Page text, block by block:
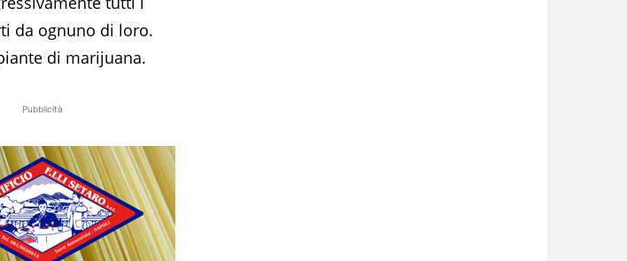
da ognuno di loro.
di marijuana.
Pubblicità